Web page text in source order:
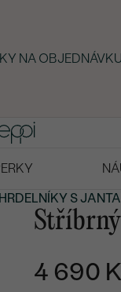
NA
S
4 690